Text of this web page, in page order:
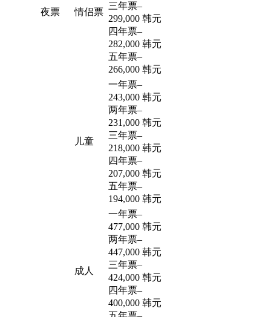
夜票 情侣票
三年票–
299,000 韩元
四年票–
282,000 韩元
五年票–
266,000 韩元
儿童
一年票–
243,000 韩元
两年票–
231,000 韩元
三年票–
218,000 韩元
四年票–
207,000 韩元
五年票–
194,000 韩元
成人
一年票–
477,000 韩元
两年票–
447,000 韩元
三年票–
424,000 韩元
四年票–
400,000 韩元